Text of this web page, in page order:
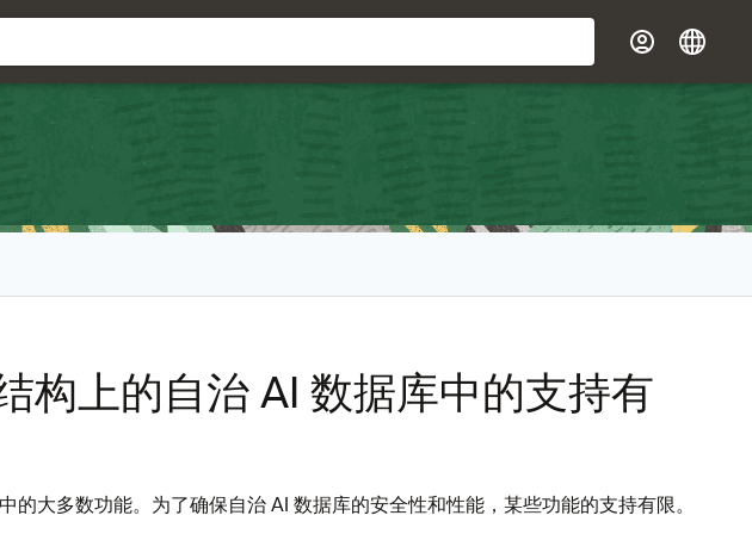
构上的自治 AI 数据库中的支持有
大多数功能。为了确保自治 AI 数据库的安全性和性能，某些功能的支持有限。